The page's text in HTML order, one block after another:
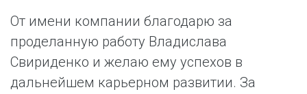
От имени компании благодарю за
проделанную работу Владислава
Свириденко и желаю ему успехов в
дальнейшем карьерном развитии. За